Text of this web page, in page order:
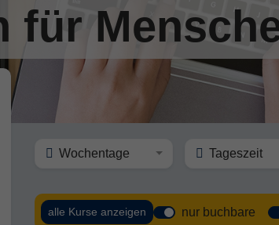
für
Wochentage Tageszeit
alle Kurse anzeigen nur buchbare